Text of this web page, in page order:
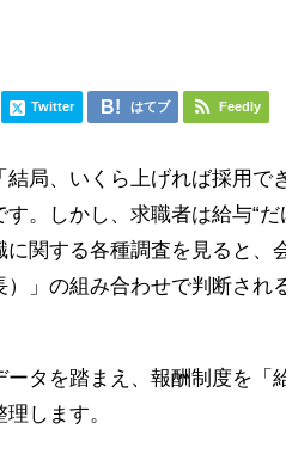
Twitter はてブ Feedly
局、いくら上げれば採用で
。しかし、求職者は給与“だ
関する各種調査を見ると、
）」の組み合わせで判断され
タを踏まえ、報酬制度を「
します。